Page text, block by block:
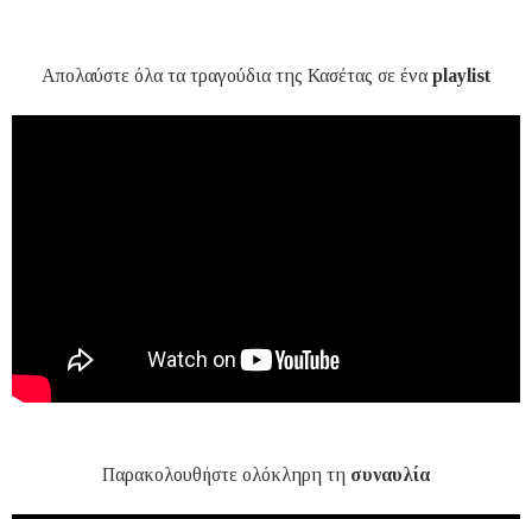
Απολαύστε όλα τα τραγούδια της Κασέτας σε ένα playlist
Παρακολουθήστε ολόκληρη τη συναυλία